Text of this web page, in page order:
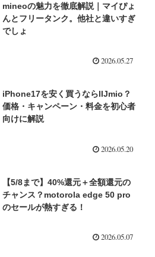
mineoの魅力を徹底解説｜マイぴょ
んとフリータンク。他社と違いすぎ
でしょ
2026.05.27
iPhone17を安く買うならIIJmio？
価格・キャンペーン・料金を初心者
向けに解説
2026.05.20
【5/8まで】40%還元＋全額還元の
チャンス？motorola edge 50 pro
のセールが熱すぎる！
2026.05.07